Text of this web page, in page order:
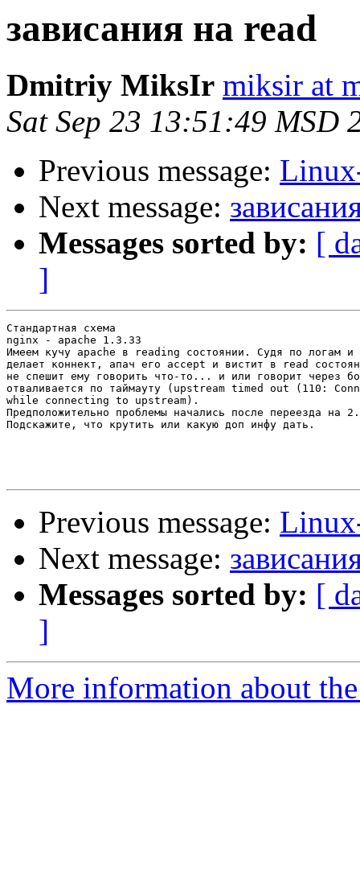
зависания на read
Dmitriy MiksIr miksir at
Sat Sep 23 13:51:49 MSD
Previous message:
Next message:
Messages sorted by: [
]
Стандартная схема
nginx - apache 1.3.33
Имеем кучу apache в reading состоянии. Судя по логам
делает коннект, апач его accept и вистит в read
не спешит ему говорить что-то... и или говорит через
отваливается по таймауту (upstream timed out (110:
while connecting to upstream).
Предположительно проблемы начались после переезда на
Подскажите, что крутить или какую доп инфу дать.
Previous message:
Next message:
Messages sorted by: [
]
More information about